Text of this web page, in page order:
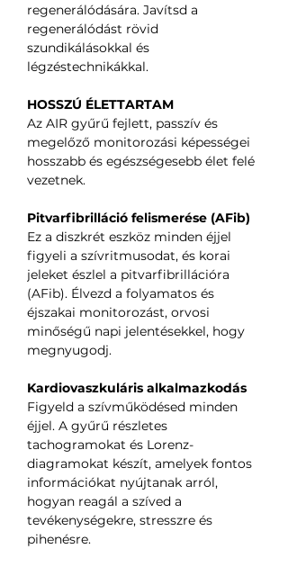
regenerálódására. Javítsd a
regenerálódást rövid
szundikálásokkal és
légzéstechnikákkal.
HOSSZÚ ÉLETTARTAM
Az AIR gyűrű fejlett, passzív és
megelőző monitorozási képességei
hosszabb és egészségesebb élet felé
vezetnek.
Pitvarfibrilláció felismerése (AFib)
Ez a diszkrét eszköz minden éjjel
figyeli a szívritmusodat, és korai
jeleket észlel a pitvarfibrillációra
(AFib). Élvezd a folyamatos és
éjszakai monitorozást, orvosi
minőségű napi jelentésekkel, hogy
megnyugodj.
Kardiovaszkuláris alkalmazkodás
Figyeld a szívműködésed minden
éjjel. A gyűrű részletes
tachogramokat és Lorenz-
diagramokat készít, amelyek fontos
információkat nyújtanak arról,
hogyan reagál a szíved a
tevékenységekre, stresszre és
pihenésre.